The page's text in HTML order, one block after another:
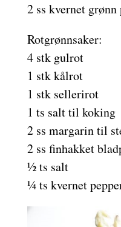
2 ss kvernet grønn
Rotgrønnsaker:
4 stk gulrot
1 stk kålrot
1 stk sellerirot
1 ts salt til koking
2 ss margarin til
2 ss finhakket
½ ts salt
¼ ts kvernet